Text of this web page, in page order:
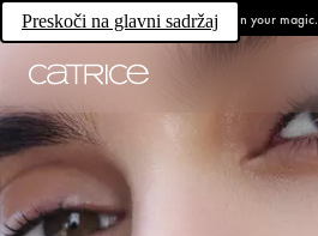
Preskoči na glavni sadržaj Own your magic.